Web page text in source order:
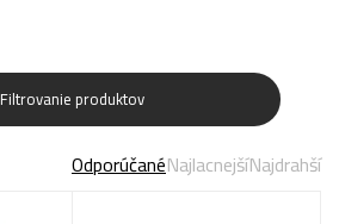
Filtrovanie produktov
OdporúčanéNajlacnejšíNajdrahší